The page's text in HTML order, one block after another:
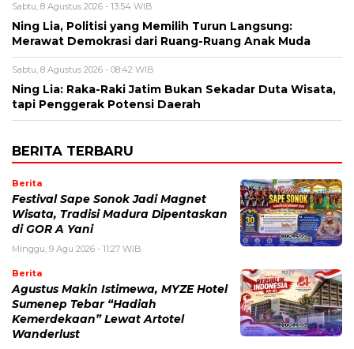
Sabtu, 8 Agustus 2026 - 13:54 WIB
Ning Lia, Politisi yang Memilih Turun Langsung:
Merawat Demokrasi dari Ruang-Ruang Anak Muda
Sabtu, 8 Agustus 2026 - 08:42 WIB
Ning Lia: Raka-Raki Jatim Bukan Sekadar Duta Wisata,
tapi Penggerak Potensi Daerah
BERITA TERBARU
Berita
Festival Sape Sonok Jadi Magnet
Wisata, Tradisi Madura Dipentaskan
di GOR A Yani
Minggu, 9 Agu 2026 - 11:27 WIB
Berita
Agustus Makin Istimewa, MYZE Hotel
Sumenep Tebar “Hadiah
Kemerdekaan” Lewat Artotel
Wanderlust